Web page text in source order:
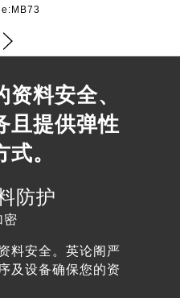
料安全、
且提供弹性
。
防护
密
料安全。英论阁严
及设备确保您的资